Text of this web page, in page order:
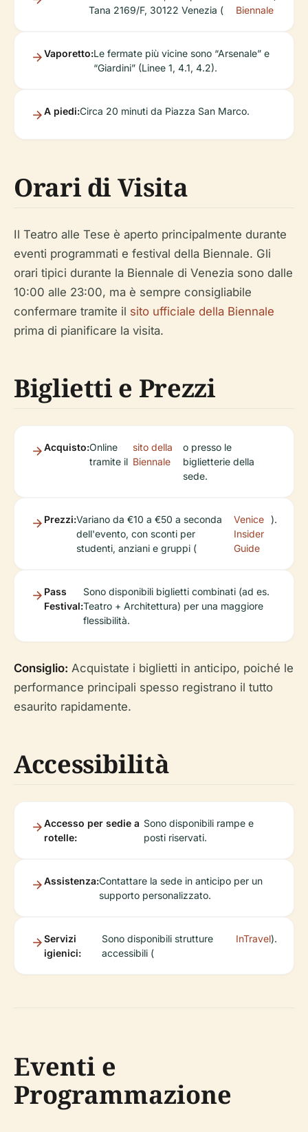
Tana 2169/F, 30122 Venezia (
Biennale
Vaporetto:Le fermate più vicine sono “Arsenale” e
“Giardini” (Linee 1, 4.1, 4.2).
A piedi:Circa 20 minuti da Piazza San Marco.
Orari di Visita
Il Teatro alle Tese è aperto principalmente durante
eventi programmati e festival della Biennale. Gli
orari tipici durante la Biennale di Venezia sono dalle
10:00 alle 23:00, ma è sempre consigliabile
confermare tramite il sito ufficiale della Biennale
prima di pianificare la visita.
Biglietti e Prezzi
Acquisto:Online
tramite il
sito della
Biennale
o presso le
biglietterie della
sede.
Prezzi:Variano da €10 a €50 a seconda
dell'evento, con sconti per
studenti, anziani e gruppi (
Venice
Insider
Guide
).
Pass
Festival:
Sono disponibili biglietti combinati (ad es.
Teatro + Architettura) per una maggiore
flessibilità.
Consiglio: Acquistate i biglietti in anticipo, poiché le
performance principali spesso registrano il tutto
esaurito rapidamente.
Accessibilità
Accesso per sedie a
rotelle:
Sono disponibili rampe e
posti riservati.
Assistenza:Contattare la sede in anticipo per un
supporto personalizzato.
Servizi
igienici:
Sono disponibili strutture
accessibili (
InTravel).
Eventi e
Programmazione